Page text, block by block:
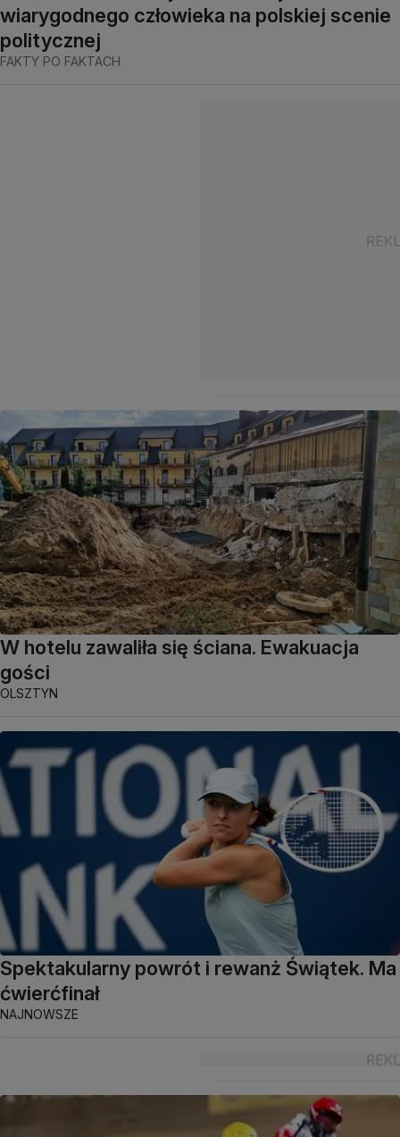
wiarygodnego człowieka na polskiej scenie
politycznej
FAKTY PO FAKTACH
W hotelu zawaliła się ściana. Ewakuacja
gości
OLSZTYN
Spektakularny powrót i rewanż Świątek. Ma
ćwierćfinał
NAJNOWSZE